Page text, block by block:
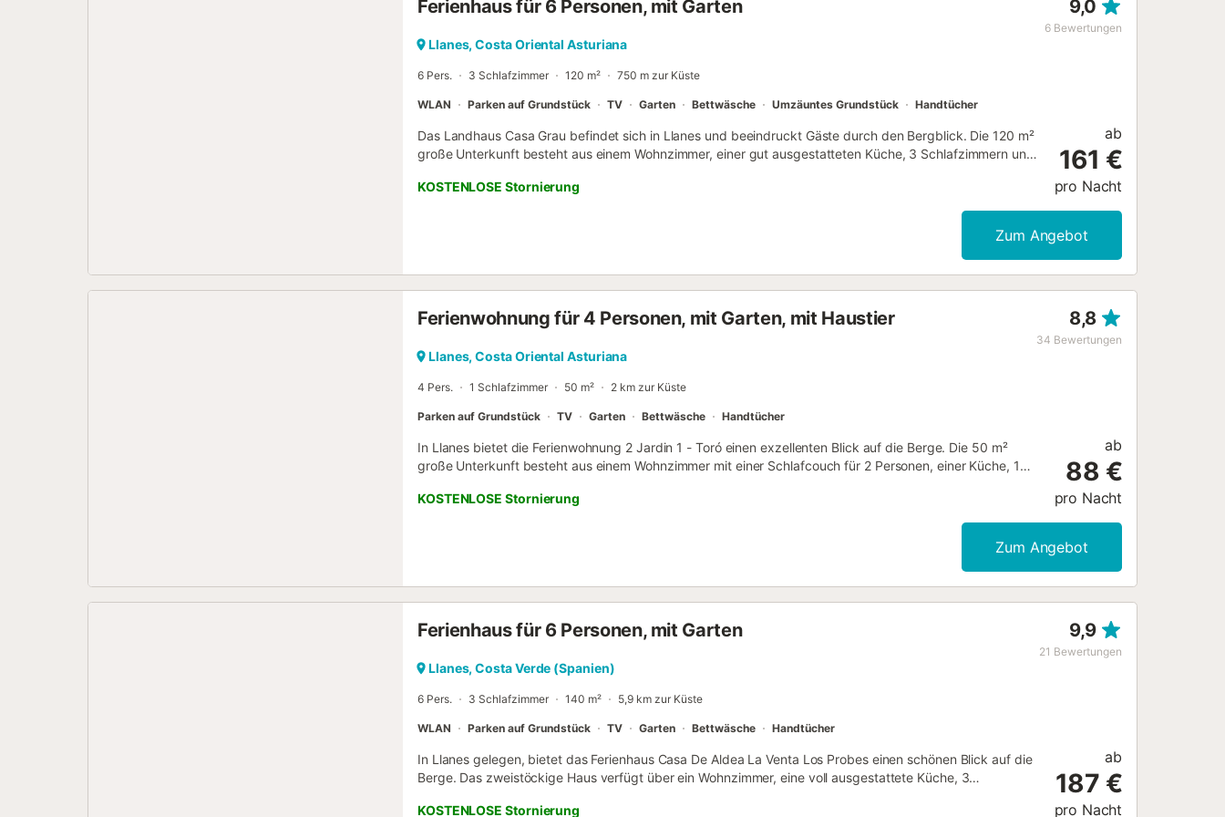
Ferienhaus für 6 Personen, mit Garten 9,0
6 Bewertungen
Llanes, Costa Oriental Asturiana
6 Pers. 3 Schlafzimmer 120 m² 750 m zur Küste
WLAN Parken auf Grundstück TV Garten Bettwäsche Umzäuntes Grundstück Handtücher
Das Landhaus Casa Grau befindet sich in Llanes und beeindruckt Gäste durch den Bergblick. Die 120 m²
große Unterkunft besteht aus einem Wohnzimmer, einer gut ausgestatteten Küche, 3 Schlafzimmern und
eine Waschmaschine. Ein Babybett ist ebenfalls vorhanden. Dieses Ferienhaus bietet einen privaten
Außenbereich mit Garten, überdachter Terrasse und Grill. Auf dem Grundstück sind 2 Parkplätze
vorhanden. Ein Haustier ist erlaubt. Das Rauchen und das Feiern von Veranstaltungen sind nicht erlaubt.
Eine Klimaanlage ist nicht vorhanden. Diese Unterkunft verfügt über ein bequemes Selbst-Check-in-
KOSTENLOSE Stornierung
ab
161 €
pro Nacht
Zum Angebot
Ferienwohnung für 4 Personen, mit Garten, mit Haustier 8,8
34 Bewertungen
Llanes, Costa Oriental Asturiana
4 Pers. 1 Schlafzimmer 50 m² 2 km zur Küste
Parken auf Grundstück TV Garten Bettwäsche Handtücher
In Llanes bietet die Ferienwohnung 2 Jardin 1 - Toró einen exzellenten Blick auf die Berge. Die 50 m²
große Unterkunft besteht aus einem Wohnzimmer mit einer Schlafcouch für 2 Personen, einer Küche, 1
außerdem ein TV sowie eine Waschmaschine. Dieses Ferienhaus verfügt über einen privaten Garten, in
dem die Gäste die Ruhe des Morgens genießen können. Die Unterkunft befindet sich in der Nähe des
Strandes. Ein Parkplatz ist auf dem Grundstück vorhanden. Maximal 2 Haustiere sind erlaubt. Rauchen
und das Feiern von Veranstaltungen sind nicht erlaubt. Klimaanlage und Wi-Fi sind nicht vorhanden. Die
KOSTENLOSE Stornierung
ab
88 €
pro Nacht
Zum Angebot
Ferienhaus für 6 Personen, mit Garten 9,9
21 Bewertungen
Llanes, Costa Verde (Spanien)
6 Pers. 3 Schlafzimmer 140 m² 5,9 km zur Küste
WLAN Parken auf Grundstück TV Garten Bettwäsche Handtücher
In Llanes gelegen, bietet das Ferienhaus Casa De Aldea La Venta Los Probes einen schönen Blick auf die
Berge. Das zweistöckige Haus verfügt über ein Wohnzimmer, eine voll ausgestattete Küche, 3
zählen Highspeed-WLAN (für Videokonferenzen geeignet), Fernseher, Waschmaschine sowie Bücher und
KOSTENLOSE Stornierung
ab
187 €
pro Nacht